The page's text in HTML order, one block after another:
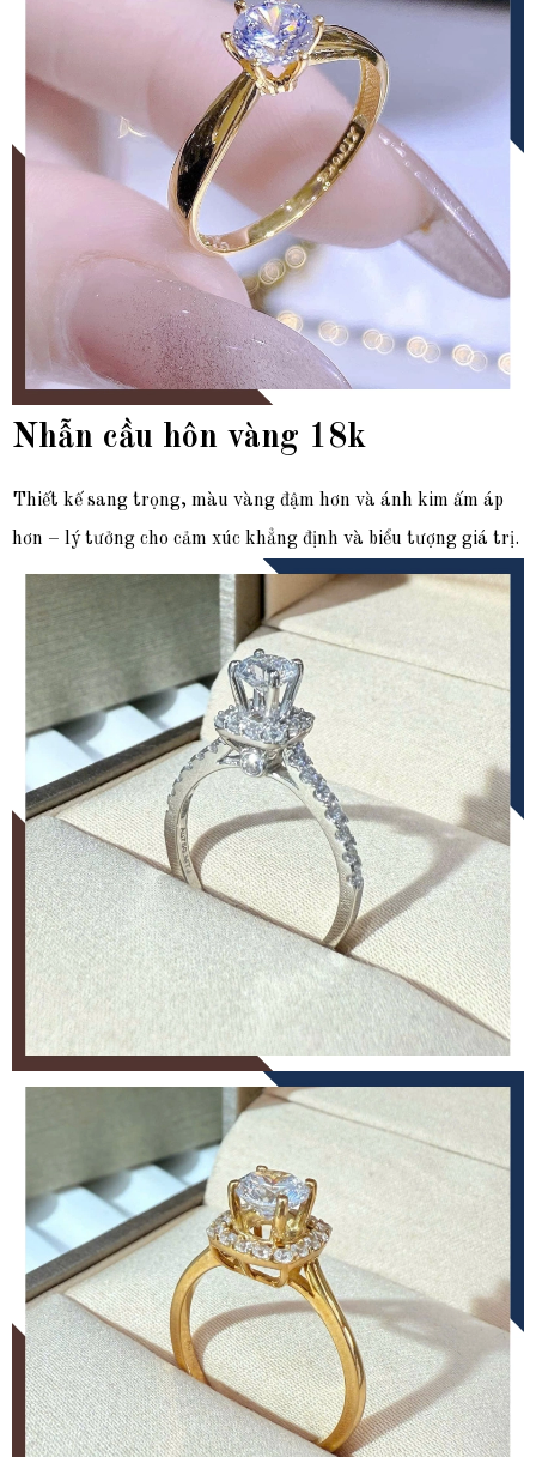
Nhẫn cầu hôn vàng 18k
Thiết kế sang trọng, màu vàng đậm hơn và ánh kim ấm áp
hơn – lý tưởng cho cảm xúc khẳng định và biểu tượng giá trị.